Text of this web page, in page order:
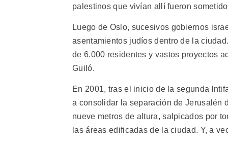
palestinos que vivían allí fueron
Luego de Oslo, sucesivos gobiernos
asentamientos judíos dentro de la
de 6.000 residentes y vastos proyectos
Guiló.
En 2001, tras el inicio de la segunda
a consolidar la separación de Jerusalén
nueve metros de altura, salpicados por
las áreas edificadas de la ciudad. Y, a